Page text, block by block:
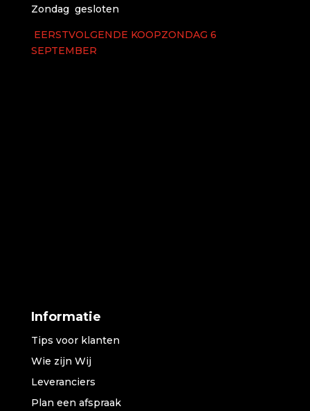
Zondag gesloten
EERSTVOLGENDE KOOPZONDAG 6
SEPTEMBER
Informatie
Tips voor klanten
Wie zijn Wij
Leveranciers
Plan een afspraak